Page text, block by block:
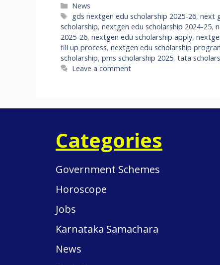
Categories
News
Tags
gds nextgen edu scholarship 2025-26,next
scholarship, nextgen edu scholarship 2024-25,
2025-26, nextgen edu scholarship apply,
fill up process, nextgen edu scholarship
scholarship, pms scholarship 2025, tata
Leave a comment
Categories
Government Schemes
Horoscope
Jobs
Karnataka Samachara
News